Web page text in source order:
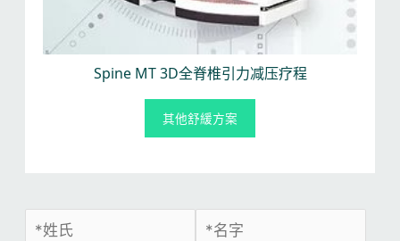
Spine MT 3D全脊椎引力减压疗程
其他舒緩方案